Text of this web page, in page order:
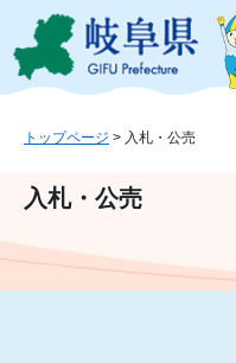
ジ
ュ
文
この
トップページ > 入札・公売
入札・公売